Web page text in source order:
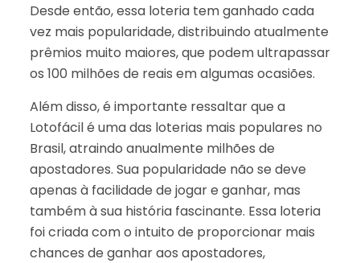
Desde então, essa loteria tem ganhado cada
vez mais popularidade, distribuindo atualmente
prêmios muito maiores, que podem ultrapassar
os 100 milhões de reais em algumas ocasiões.
Além disso, é importante ressaltar que a
Lotofácil é uma das loterias mais populares no
Brasil, atraindo anualmente milhões de
apostadores. Sua popularidade não se deve
apenas à facilidade de jogar e ganhar, mas
também à sua história fascinante. Essa loteria
foi criada com o intuito de proporcionar mais
chances de ganhar aos apostadores,